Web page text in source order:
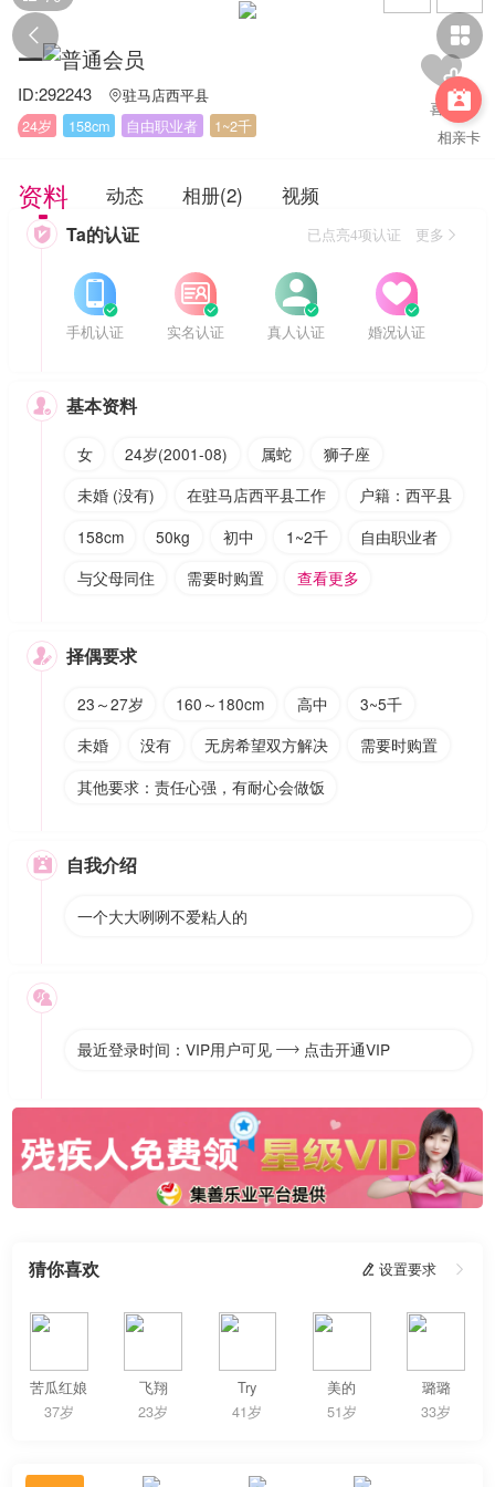
 

相亲卡
一
ID:292243 驻马店西平县
24岁
158cm 自由职业者 1~2千
资料 动态 相册(2) 视频
 Ta的认证 已点亮4项认证 更多


手机认证


实名认证


真人认证


婚况认证
 基本资料
女 24岁(2001-08) 属蛇
狮子座
未婚 (没有)
在驻马店西平县工作
户籍：西平县
158cm
50kg 初中 1~2千
自由职业者
与父母同住
需要时购置 查看更多
 择偶要求
23～27岁 160～180cm 高中
3~5千
未婚
没有 无房希望双方解决
需要时购置
其他要求：责任心强，有耐心会做饭
 自我介绍
一个大大咧咧不爱粘人的

最近登录时间：VIP用户可见  点击开通VIP
猜你喜欢  设置要求 
苦瓜红娘
37岁
飞翔
23岁
Try
41岁
美的
51岁
璐璐
33岁